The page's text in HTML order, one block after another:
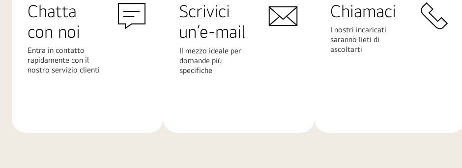
Chatta
con noi
Entra in contatto
rapidamente con il
nostro servizio clienti
Scrivici
un’e-mail
Il mezzo ideale per
domande più
specifiche
Chiamaci
I nostri incaricati
saranno lieti di
ascoltarti